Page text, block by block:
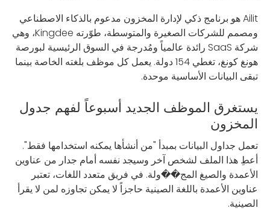
Ailit هو برنامج ذكي لإدارة المخزون مدعوم بالذكاء الاصطناعي
ومصمم للشركات الصغيرة والمتوسطة، طوّرته Kingdee، وهي
شركة SaaS رائدة عالمياً ومُدرجة في السوق الرئيسية لبورصة
هونغ كونغ، تغطي 154 دولة. يعمل كل موظف بلغته الخاصة بينما
تبقى البيانات الأساسية موحدة.
يستغرق الموظف الجديد أسبوعاً لفهم جدول
المخزون
تعمل جداول البيانات بمبدأ "من أنشأها يمكنه استخدامها فقط".
أعطِ هذا الملف لشخص آخر وسيجد نفسه أمام جدار من عناوين
الأعمدة والصيغ المج��ولة. في فريق متعدد اللغات، تعتبر
عناوين الأعمدة باللغة الصينية حاجزاً لا يمكن تجاوزه لمن لا يقرأ
الصينية.